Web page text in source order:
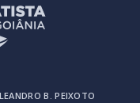
LEANDRO B. PEIXOTO